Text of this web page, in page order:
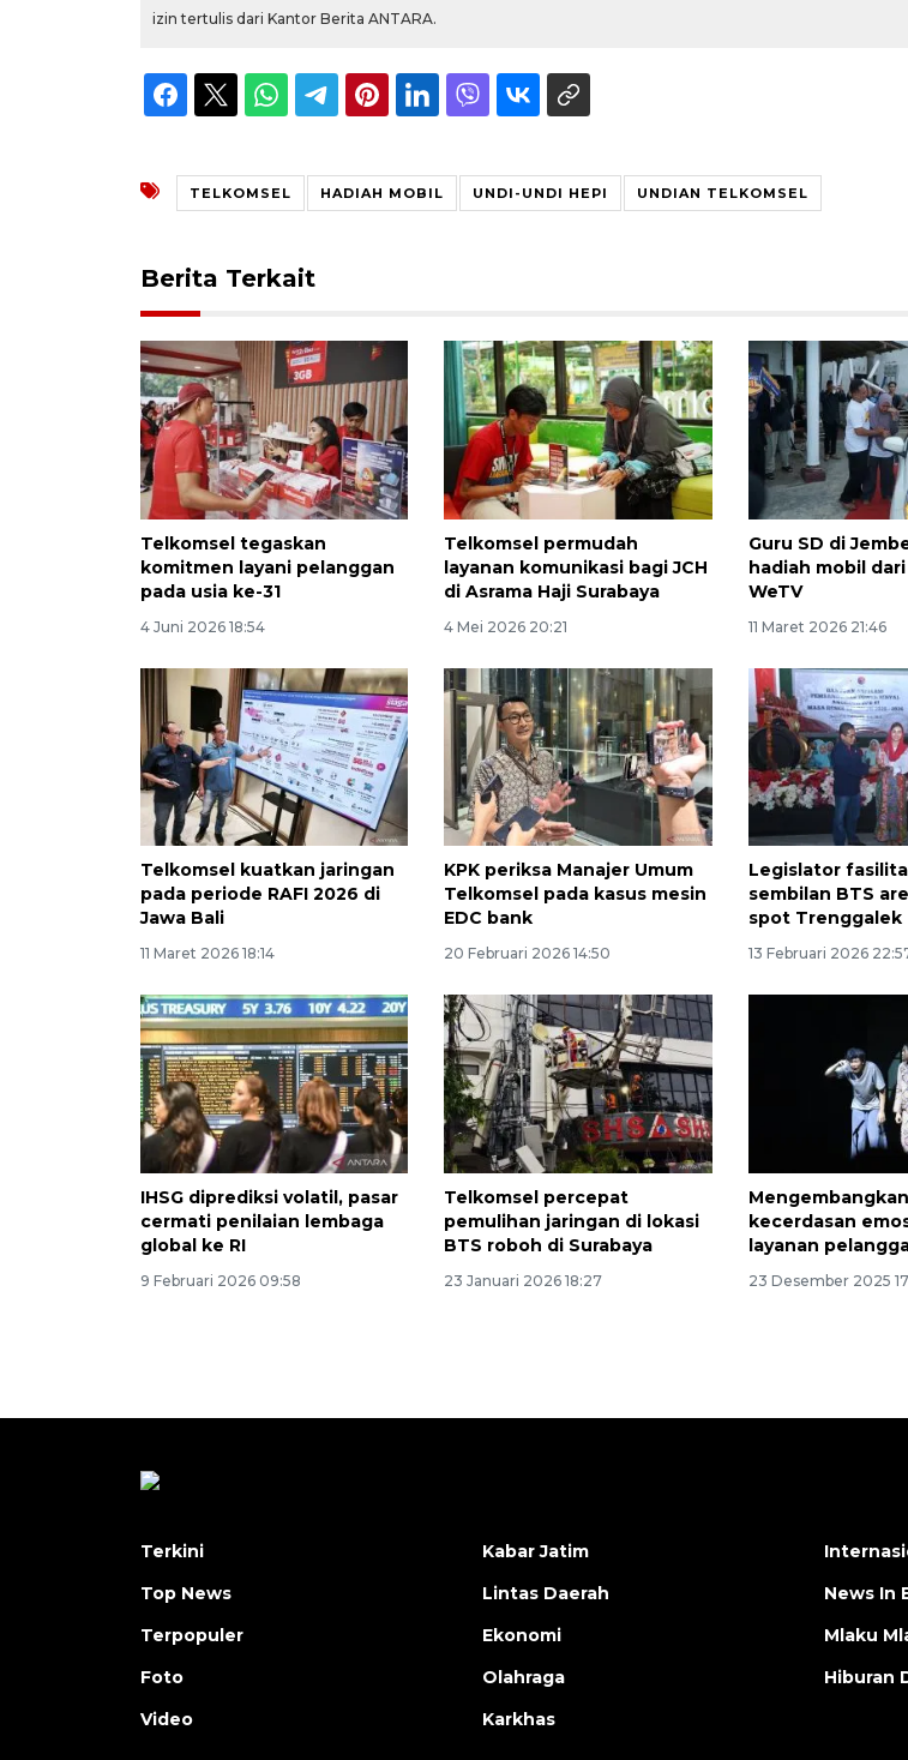
izin tertulis dari Kantor Berita ANTARA.
TELKOMSEL HADIAH MOBIL UNDI-UNDI HEPI UNDIAN TELKOMSEL
Berita Terkait
Telkomsel tegaskan
komitmen layani pelanggan
pada usia ke-31
4 Juni 2026 18:54
Telkomsel permudah
layanan komunikasi bagi JCH
di Asrama Haji Surabaya
4 Mei 2026 20:21
Guru SD di
hadiah mobil
WeTV
11 Maret 2026 21:46
Telkomsel kuatkan jaringan
pada periode RAFI 2026 di
Jawa Bali
11 Maret 2026 18:14
KPK periksa Manajer Umum
Telkomsel pada kasus mesin
EDC bank
20 Februari 2026 14:50
Legislator
sembilan BTS
spot Trenggalek
13 Februari 2026
IHSG diprediksi volatil, pasar
cermati penilaian lembaga
global ke RI
9 Februari 2026 09:58
Telkomsel percepat
pemulihan jaringan di lokasi
BTS roboh di Surabaya
23 Januari 2026 18:27
Mengembangkan
kecerdasan
layanan
23 Desember 2025
Vaksin HPV untuk
2026-08-06 06:30:00
Terkini
Top News
Terpopuler
Foto
Video
Kabar Jatim
Lintas Daerah
Ekonomi
Olahraga
Karkhas
News In
Mlaku
Hiburan